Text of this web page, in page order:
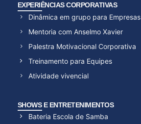
EXPERIÊNCIAS CORPORATIVAS
Dinâmica em grupo para Empresas
Mentoria com Anselmo Xavier
Palestra Motivacional Corporativa
Treinamento para Equipes
Atividade vivencial
SHOWS E ENTRETENIMENTOS
Bateria Escola de Samba